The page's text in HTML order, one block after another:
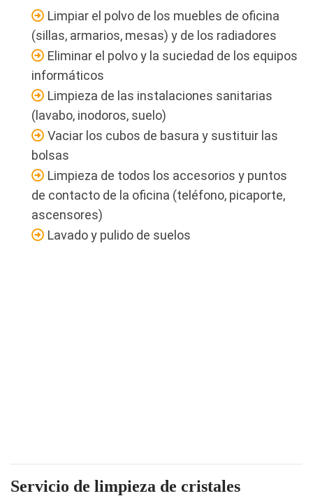
Limpiar el polvo de los muebles de oficina
(sillas, armarios, mesas) y de los radiadores
Eliminar el polvo y la suciedad de los equipos
informáticos
Limpieza de las instalaciones sanitarias
(lavabo, inodoros, suelo)
Vaciar los cubos de basura y sustituir las
bolsas
Limpieza de todos los accesorios y puntos
de contacto de la oficina (teléfono, picaporte,
ascensores)
Lavado y pulido de suelos
Servicio de limpieza de cristales